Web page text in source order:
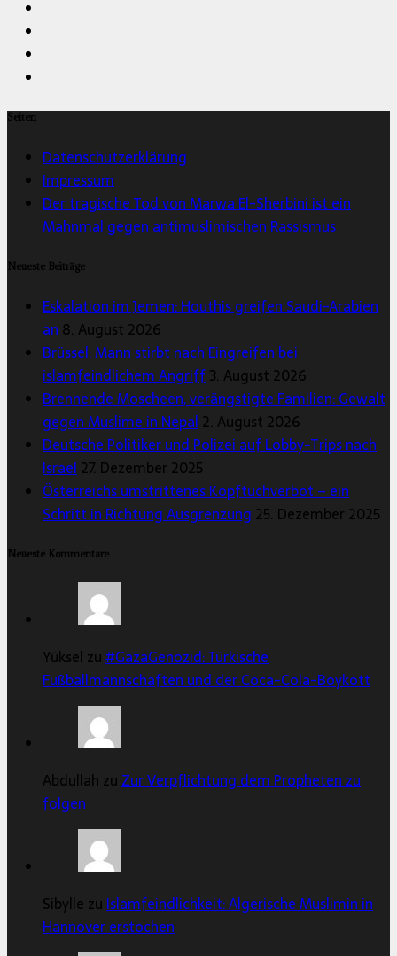
Seiten
Datenschutzerklärung
Impressum
Der tragische Tod von Marwa El-Sherbini ist ein
Mahnmal gegen antimuslimischen Rassismus
Neueste Beiträge
Eskalation im Jemen: Houthis greifen Saudi-Arabien
an 8. August 2026
Brüssel: Mann stirbt nach Eingreifen bei
islamfeindlichem Angriff3. August 2026
Brennende Moscheen, verängstigte Familien: Gewalt
gegen Muslime in Nepal 2. August 2026
Deutsche Politiker und Polizei auf Lobby-Trips nach
Israel 27. Dezember 2025
Österreichs umstrittenes Kopftuchverbot – ein
Schritt in Richtung Ausgrenzung 25. Dezember 2025
Neueste Kommentare
Yüksel zu#GazaGenozid: Türkische
Fußballmannschaften und der Coca-Cola-Boykott
Abdullah zu Zur Verpflichtung dem Propheten zu
folgen
Sibylle zu Islamfeindlichkeit: Algerische Muslimin in
Hannover erstochen